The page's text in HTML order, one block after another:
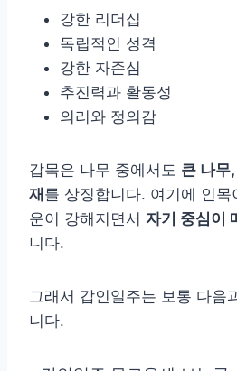
강한 리더십
독립적인 성격
강한 자존심
추진력과 활동성
의리와 정의감
갑목은 나무 중에서도 큰 나무
재를 상징합니다. 여기에 인
운이 강해지면서 자기 중심이
니다.
그래서 갑인일주는 보통 다음
니다.